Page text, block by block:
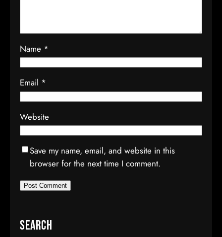
Name *
Email *
Website
Save my name, email, and website in this
browser for the next time I comment.
Search